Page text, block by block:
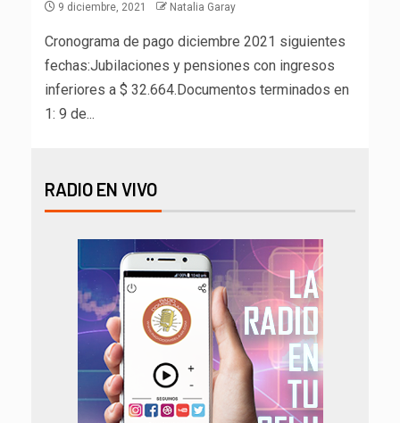
9 diciembre, 2021 Natalia Garay
Cronograma de pago diciembre 2021 siguientes
fechas:Jubilaciones y pensiones con ingresos
inferiores a $ 32.664.Documentos terminados en
1: 9 de...
RADIO EN VIVO